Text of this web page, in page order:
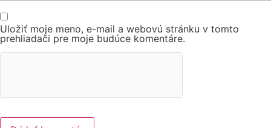
Uložiť moje meno, e-mail a webovú stránku v tomto
prehliadači pre moje budúce komentáre.